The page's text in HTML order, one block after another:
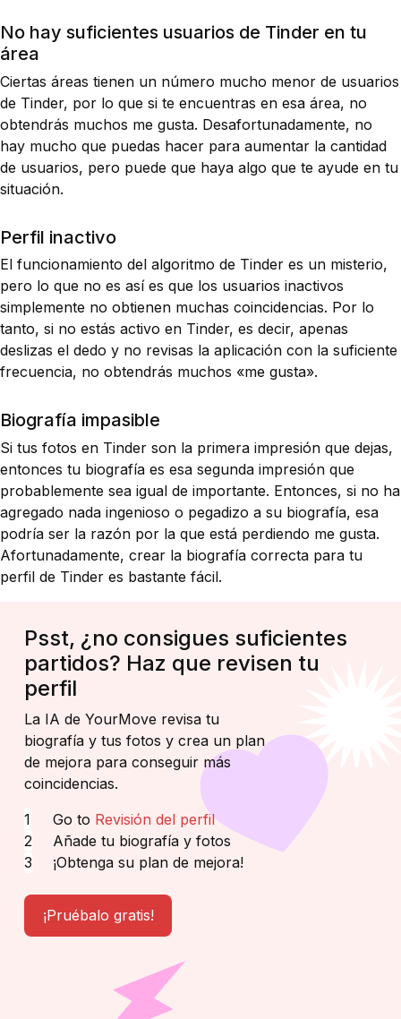
No hay suficientes usuarios de Tinder en tu
área
Ciertas áreas tienen un número mucho menor de usuarios
de Tinder, por lo que si te encuentras en esa área, no
obtendrás muchos me gusta. Desafortunadamente, no
hay mucho que puedas hacer para aumentar la cantidad
de usuarios, pero puede que haya algo que te ayude en tu
situación.
Perfil inactivo
El funcionamiento del algoritmo de Tinder es un misterio,
pero lo que no es así es que los usuarios inactivos
simplemente no obtienen muchas coincidencias. Por lo
tanto, si no estás activo en Tinder, es decir, apenas
deslizas el dedo y no revisas la aplicación con la suficiente
frecuencia, no obtendrás muchos «me gusta».
Biografía impasible
Si tus fotos en Tinder son la primera impresión que dejas,
entonces tu biografía es esa segunda impresión que
probablemente sea igual de importante. Entonces, si no ha
agregado nada ingenioso o pegadizo a su biografía, esa
podría ser la razón por la que está perdiendo me gusta.
Afortunadamente, crear la biografía correcta para tu
perfil de Tinder es bastante fácil.
Psst, ¿no consigues suficientes
partidos? Haz que revisen tu
perfil
La IA de YourMove revisa tu
biografía y tus fotos y crea un plan
de mejora para conseguir más
coincidencias.
Go to Revisión del perfil
Añade tu biografía y fotos
¡Obtenga su plan de mejora!
¡Pruébalo gratis!